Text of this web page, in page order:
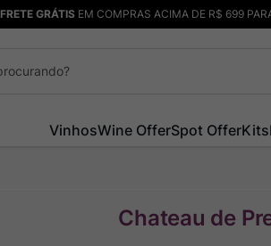
FRETE GRÁTISEM COMPRAS ACIMA DE R$ 699
VinhosWine OfferSpot OfferKits
Chateau de